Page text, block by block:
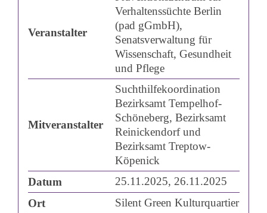
Drittanbieter
weitergegeben
werden.
Mehr Informationen
Inhalt entsperren
Erforderlichen
Service akzeptieren
und Inhalte
entsperren
Veranstalter
Verhaltenssüchte Berlin
(pad gGmbH),
Senatsverwaltung für
Wissenschaft, Gesundheit
und Pflege
Mitveranstalter
Suchthilfekoordination
Bezirksamt Tempelhof-
Schöneberg, Bezirksamt
Reinickendorf und
Bezirksamt Treptow-
Köpenick
Datum
25.11.2025, 26.11.2025
Ort
Silent Green Kulturquartier